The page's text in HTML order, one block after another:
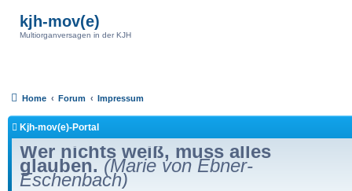
kjh-mov(e)
Multiorganversagen in der KJH
Home Forum Impressum
Kjh-mov(e)-Portal
Wer nichts weiß, muss alles
glauben. (Marie von Ebner-
Eschenbach)